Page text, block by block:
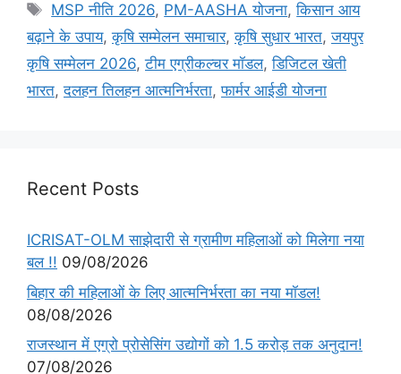
MSP नीति 2026, PM-AASHA योजना,किसान आय
बढ़ाने के उपाय,कृषि सम्मेलन समाचार,कृषि सुधार भारत,जयपुर
कृषि सम्मेलन 2026,टीम एग्रीकल्चर मॉडल,डिजिटल खेती
भारत,दलहन तिलहन आत्मनिर्भरता,फार्मर आईडी योजना
Recent Posts
ICRISAT-OLM साझेदारी से ग्रामीण महिलाओं को मिलेगा नया
बल !! 09/08/2026
बिहार की महिलाओं के लिए आत्मनिर्भरता का नया मॉडल!
08/08/2026
राजस्थान में एग्रो प्रोसेसिंग उद्योगों को 1.5 करोड़ तक अनुदान!
07/08/2026